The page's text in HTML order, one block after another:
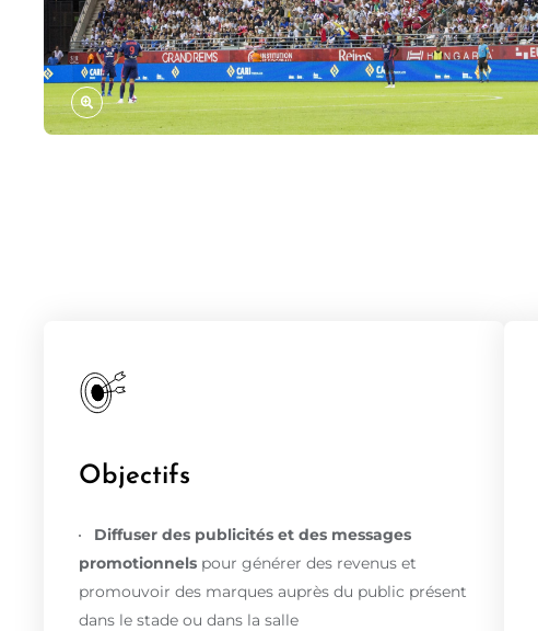
Objectifs
Diffuser des publicités et des messages
promotionnels pour générer des revenus et
promouvoir des marques auprès du public présent
dans le stade ou dans la salle